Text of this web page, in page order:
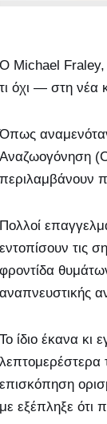
Ο Michael Fraley,
τι όχι — στη νέα
Όπως
Αναζωογόνηση
περιλαμβάνουν
Πολλοί
εντοπίσουν τις
φροντίδα
αναπνευστικής
Το ίδιο έκανα
λεπτομερέστερα
επισκόπηση
με εξέπληξε ότι